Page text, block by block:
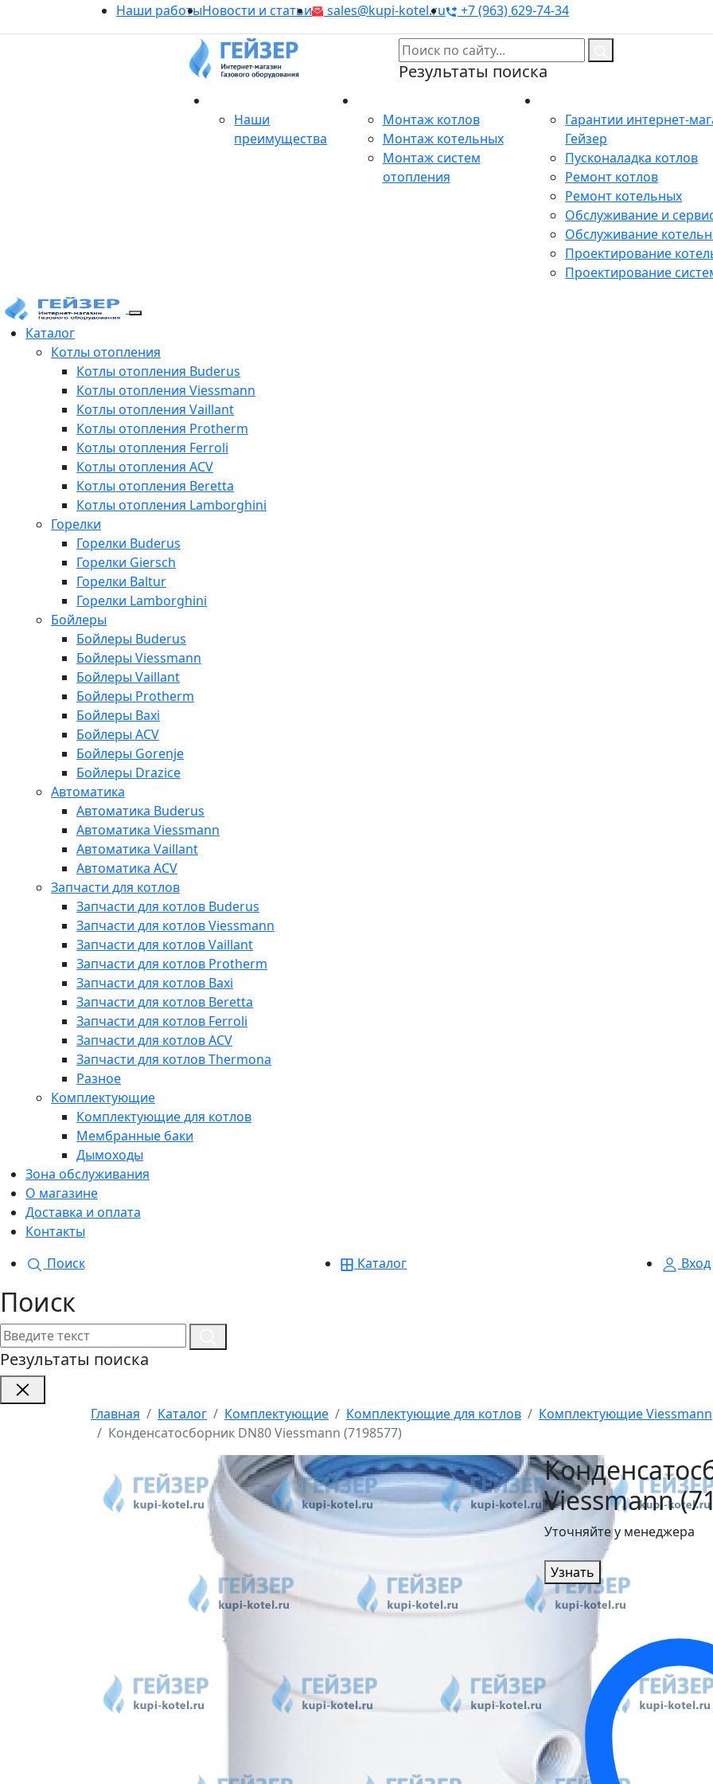
Наши работыНовости и статьи sales@kupi-kotel.ru +7 (963) 629-74-34
Результаты поиска
Наши
преимущества
Монтаж котлов
Монтаж котельных
Монтаж систем
отопления
Гарантии интернет-
Гейзер
Пусконаладка котлов
Ремонт котлов
Ремонт котельных
Обслуживание и
Обслуживание
Проектирование
Проектирование
Каталог
Котлы отопления
Котлы отопления Buderus
Котлы отопления Viessmann
Котлы отопления Vaillant
Котлы отопления Protherm
Котлы отопления Ferroli
Котлы отопления ACV
Котлы отопления Beretta
Котлы отопления Lamborghini
Горелки
Горелки Buderus
Горелки Giersch
Горелки Baltur
Горелки Lamborghini
Бойлеры
Бойлеры Buderus
Бойлеры Viessmann
Бойлеры Vaillant
Бойлеры Protherm
Бойлеры Baxi
Бойлеры ACV
Бойлеры Gorenje
Бойлеры Drazice
Автоматика
Автоматика Buderus
Автоматика Viessmann
Автоматика Vaillant
Автоматика ACV
Запчасти для котлов
Запчасти для котлов Buderus
Запчасти для котлов Viessmann
Запчасти для котлов Vaillant
Запчасти для котлов Protherm
Запчасти для котлов Baxi
Запчасти для котлов Beretta
Запчасти для котлов Ferroli
Запчасти для котлов ACV
Запчасти для котлов Thermona
Разное
Комплектующие
Комплектующие для котлов
Мембранные баки
Дымоходы
Зона обслуживания
О магазине
Доставка и оплата
Контакты
Поиск
Каталог Вход
Поиск
Результаты поиска
Главная Каталог Комплектующие Комплектующие для котлов
Комплектующие Viessmann
Конденсатосборник DN80 Viessmann (7198577)
Viessmann
Уточняйте у менеджера
Узнать